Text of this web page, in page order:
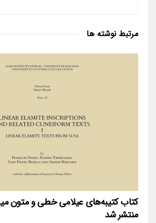
مرتبط نوشته ها
کتاب کتیبه‌های عیلامی خطی و متون
منتشر شد